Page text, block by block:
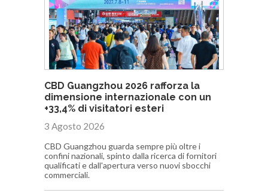
CBD Guangzhou 2026 rafforza la
dimensione internazionale con un
+33,4% di visitatori esteri
3 Agosto 2026
CBD Guangzhou guarda sempre più oltre i
confini nazionali, spinto dalla ricerca di fornitori
qualificati e dall'apertura verso nuovi sbocchi
commerciali.